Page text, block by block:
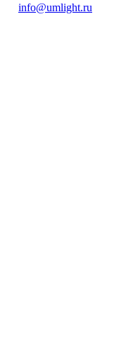
info@umlight.ru